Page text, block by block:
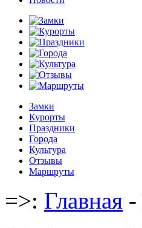
Замки
Курорты
Праздники
Города
Культура
Отзывы
Маршруты
=>: Главная -